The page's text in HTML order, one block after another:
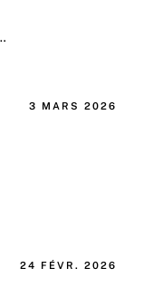
3 MARS 2026
24 FÉVR. 2026